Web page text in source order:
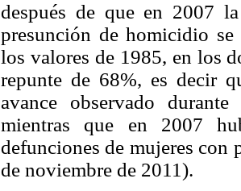
después de que en 2007
presunción de homicidio
los valores de 1985, en los
repunte de 68%, es decir
avance observado
mientras que en 2007
defunciones de mujeres
de noviembre de 2011).